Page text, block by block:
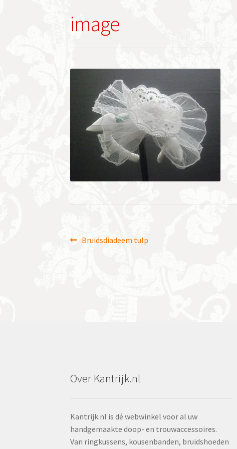
image
Bericht
Vorig
Bruidsdiadeem tulp
Over Kantrijk.nl
Kantrijk.nl is dé webwinkel voor al uw
handgemaakte doop- en trouwaccessoires.
Van ringkussens, kousenbanden, bruidshoeden